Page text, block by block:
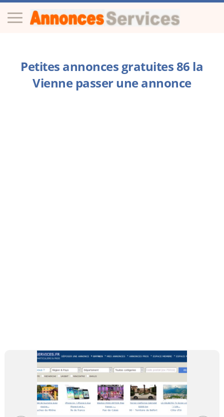
Petites annonces gratuites 86 la
Vienne passer une annonce